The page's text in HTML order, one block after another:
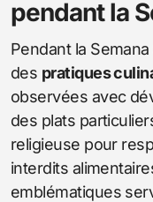
pendant la
Pendant la
des pratiques
observées avec
des plats
religieuse pour
interdits
emblématiques